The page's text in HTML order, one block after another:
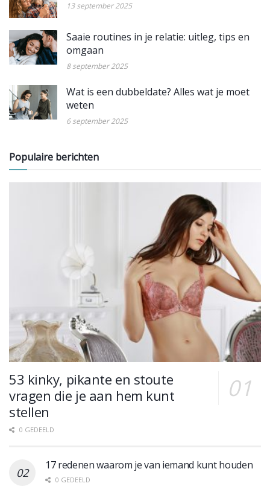
13 september 2025
Saaie routines in je relatie: uitleg, tips en
omgaan
8 september 2025
Wat is een dubbeldate? Alles wat je moet
weten
6 september 2025
Populaire berichten
53 kinky, pikante en stoute
vragen die je aan hem kunt
stellen
0 GEDEELD
17 redenen waarom je van iemand kunt houden
0 GEDEELD